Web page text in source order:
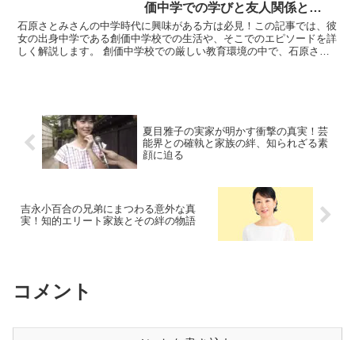
価中学での学びと友人関係と
は？」
石原さとみさんの中学時代に興味がある方は必見！この記事では、彼
女の出身中学である創価中学校での生活や、そこでのエピソードを詳
しく解説します。 創価中学校での厳しい教育環境の中で、石原さと
夏目雅子の実家が明かす衝撃の真実！芸
能界との確執と家族の絆、知られざる素
顔に迫る
吉永小百合の兄弟にまつわる意外な真
実！知的エリート家族とその絆の物語
コメント